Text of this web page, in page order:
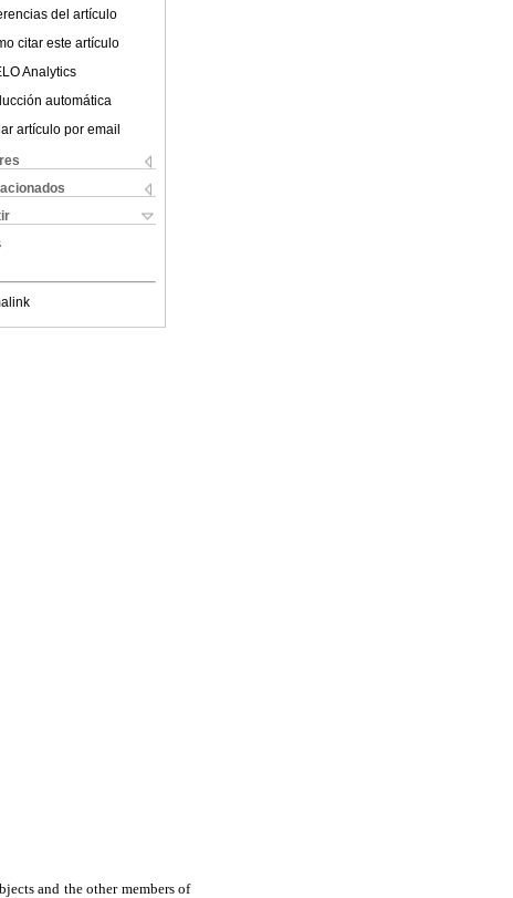
del artículo
citar este artículo
Analytics
automática
artículo por email
and the other members of